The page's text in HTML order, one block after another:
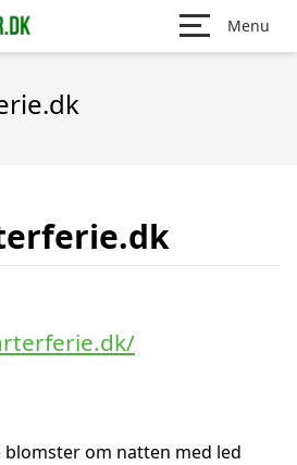
Menu
om natten med led